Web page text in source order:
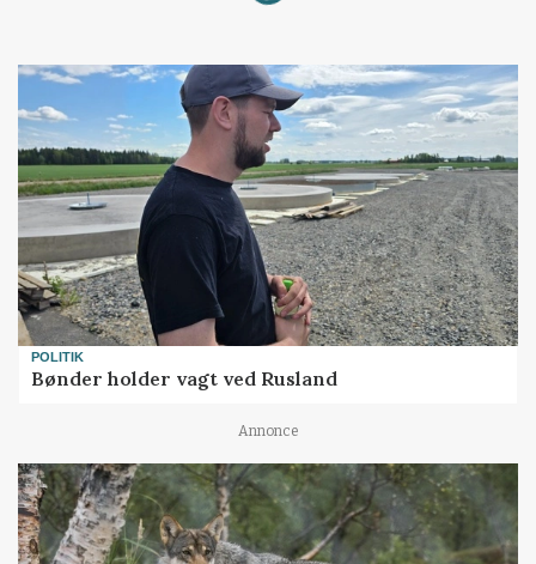
POLITIK
Bønder holder vagt ved Rusland
Annonce